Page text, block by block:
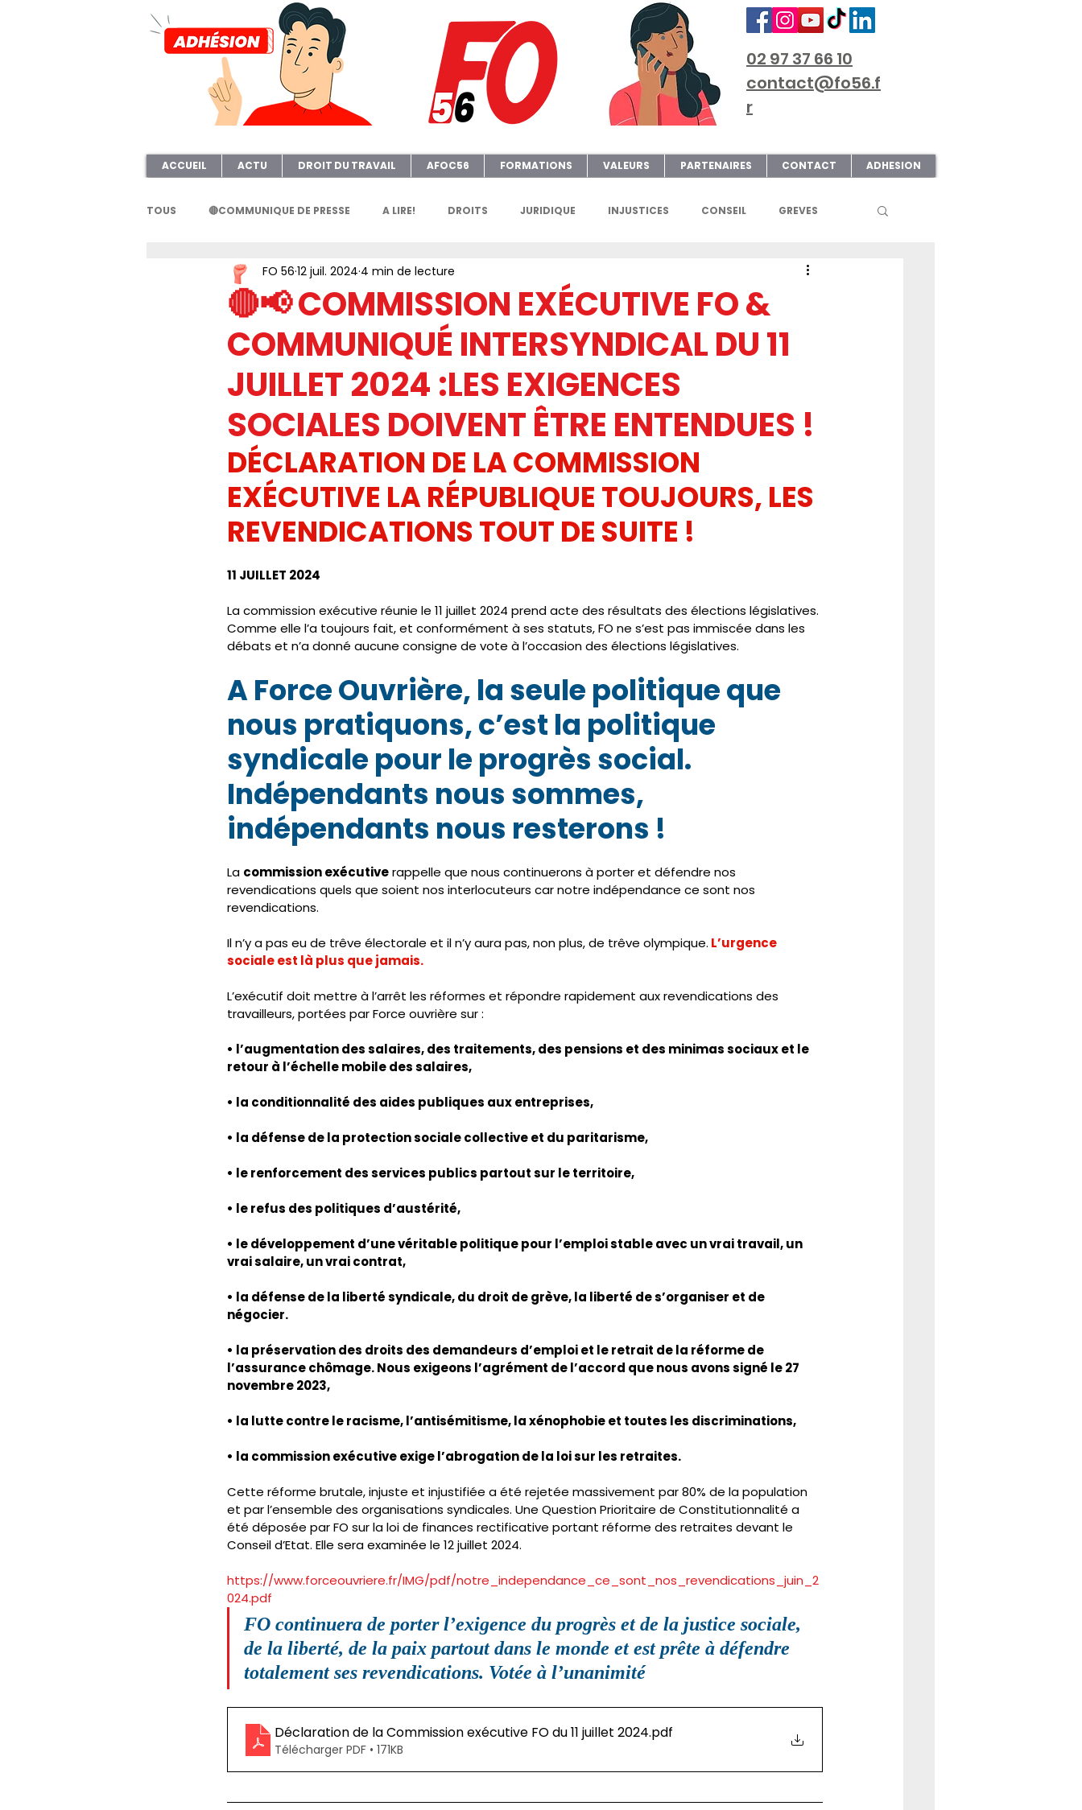
02 97 37 66 10
contact@fo56.f
r
ACCUEIL ACTU DROIT DU TRAVAIL AFOC56 FORMATIONS VALEURS PARTENAIRES CONTACT ADHESION
TOUS 🔴COMMUNIQUE DE PRESSE A LIRE! DROITS JURIDIQUE INJUSTICES CONSEIL GREVES
FORMATION AFOC56 AGENDA FGTAFO ART & CULTURE
ELECTION TPE Questionnaire AFOC Sondage Dates Formations Syndicales ELECTIONS
JOURNAL FO56
HANDICAP FO ADAPEI 56
🔴📢 COMMISSION EXÉCUTIVE FO &
COMMUNIQUÉ INTERSYNDICAL DU 11
JUILLET 2024 :LES EXIGENCES
SOCIALES DOIVENT ÊTRE ENTENDUES !
FO 56 12 juil. 2024 4 min de lecture
DÉCLARATION DE LA COMMISSION
EXÉCUTIVE LA RÉPUBLIQUE TOUJOURS, LES
REVENDICATIONS TOUT DE SUITE !
11 JUILLET 2024
La commission exécutive réunie le 11 juillet 2024 prend acte des résultats des élections législatives.
Comme elle l’a toujours fait, et conformément à ses statuts, FO ne s’est pas immiscée dans les
débats et n’a donné aucune consigne de vote à l’occasion des élections législatives.
A Force Ouvrière, la seule politique que
nous pratiquons, c’est la politique
syndicale pour le progrès social.
Indépendants nous sommes,
indépendants nous resterons !
La commission exécutive rappelle que nous continuerons à porter et défendre nos
revendications quels que soient nos interlocuteurs car notre indépendance ce sont nos
revendications.
Il n’y a pas eu de trêve électorale et il n’y aura pas, non plus, de trêve olympique. L’urgence
sociale est là plus que jamais.
L’exécutif doit mettre à l’arrêt les réformes et répondre rapidement aux revendications des
travailleurs, portées par Force ouvrière sur :
• l’augmentation des salaires, des traitements, des pensions et des minimas sociaux et le
retour à l’échelle mobile des salaires,
• la conditionnalité des aides publiques aux entreprises,
• la défense de la protection sociale collective et du paritarisme,
• le renforcement des services publics partout sur le territoire,
• le refus des politiques d’austérité,
• le développement d’une véritable politique pour l’emploi stable avec un vrai travail, un
vrai salaire, un vrai contrat,
• la défense de la liberté syndicale, du droit de grève, la liberté de s’organiser et de
négocier.
• la préservation des droits des demandeurs d’emploi et le retrait de la réforme de
l’assurance chômage. Nous exigeons l’agrément de l’accord que nous avons signé le 27
novembre 2023,
• la lutte contre le racisme, l’antisémitisme, la xénophobie et toutes les discriminations,
• la commission exécutive exige l’abrogation de la loi sur les retraites.
Cette réforme brutale, injuste et injustifiée a été rejetée massivement par 80% de la population
et par l’ensemble des organisations syndicales. Une Question Prioritaire de Constitutionnalité a
été déposée par FO sur la loi de finances rectificative portant réforme des retraites devant le
Conseil d’Etat. Elle sera examinée le 12 juillet 2024.
https://www.forceouvriere.fr/IMG/pdf/notre_independance_ce_sont_nos_revendications_juin_2
024.pdf
FO continuera de porter l’exigence du progrès et de la justice sociale,
de la liberté, de la paix partout dans le monde et est prête à défendre
totalement ses revendications. Votée à l’unanimité
Déclaration de la Commission exécutive FO du 11 juillet 2024.pdf
Télécharger PDF • 171KB